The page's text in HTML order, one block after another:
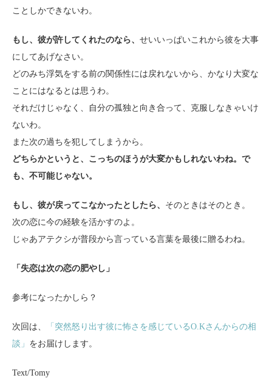
ことしかできないわ。
もし、彼が許してくれたのなら、 せいいっぱいこれから彼を大事
にしてあげなさい。
どのみち浮気をする前の関係性には戻れないから、かなり大変な
ことにはなるとは思うわ。
それだけじゃなく、自分の孤独と向き合って、克服しなきゃいけ
ないわ。
また次の過ちを犯してしまうから。
どちらかというと、こっちのほうが大変かもしれないわね。で
も、不可能じゃない。
もし、彼が戻ってこなかったとしたら、 そのときはそのとき。
次の恋に今の経験を活かすのよ。
じゃあアテクシが普段から言っている言葉を最後に贈るわね。
「失恋は次の恋の肥やし」
参考になったかしら？
次回は、
「突然怒り出す彼に怖さを感じているO.Kさんからの相
談」 をお届けします。
Text/Tomy